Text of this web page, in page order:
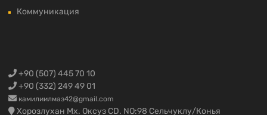
Коммуникация
+90 (507) 445 70 10
+90 (332) 249 49 01
камилиилмаз42@gmail.com
Хорозлухан Мх. Оксуз CD. NO:98 Сельчуклу/Конья